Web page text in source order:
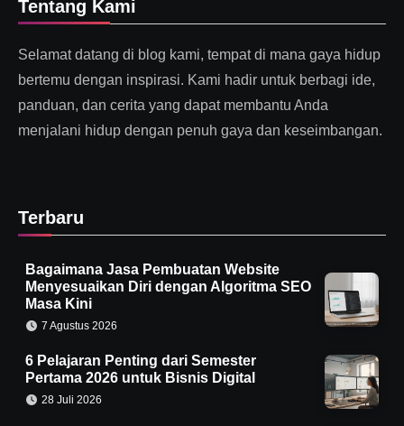
Tentang Kami
Selamat datang di blog kami, tempat di mana gaya hidup
bertemu dengan inspirasi. Kami hadir untuk berbagi ide,
panduan, dan cerita yang dapat membantu Anda
menjalani hidup dengan penuh gaya dan keseimbangan.
Terbaru
Bagaimana Jasa Pembuatan Website
Menyesuaikan Diri dengan Algoritma SEO
Masa Kini
7 Agustus 2026
6 Pelajaran Penting dari Semester
Pertama 2026 untuk Bisnis Digital
28 Juli 2026